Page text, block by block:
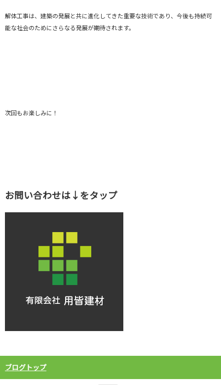
解体工事は、建築の発展と共に進化してきた重要な技術であり、今後も持続可
能な社会のためにさらなる発展が期待されます。
次回もお楽しみに！
お問い合わせは↓をタップ
ブログトップ